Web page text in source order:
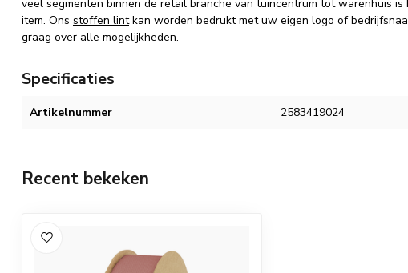
veel segmenten binnen de retail branche van tuincentrum tot warenhuis is
item. Ons stoffen lintkan worden bedrukt met uw eigen logo of
graag over alle mogelijkheden.
Specificaties
Artikelnummer 2583419024
Recent bekeken